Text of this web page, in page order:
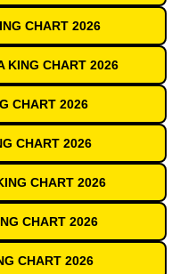
CHART 2026
KING CHART 2026
CHART 2026
CHART 2026
CHART 2026
CHART 2026
CHART 2026